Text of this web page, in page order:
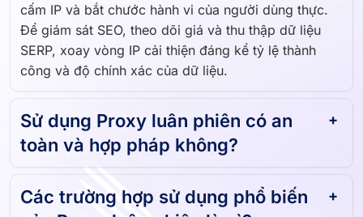
cấm IP và bắt chước hành vi của người dùng thực.
Để giám sát SEO, theo dõi giá và thu thập dữ liệu
SERP, xoay vòng IP cải thiện đáng kể tỷ lệ thành
công và độ chính xác của dữ liệu.
Sử dụng Proxy luân phiên có an
toàn và hợp pháp không?
Các trường hợp sử dụng phổ biến